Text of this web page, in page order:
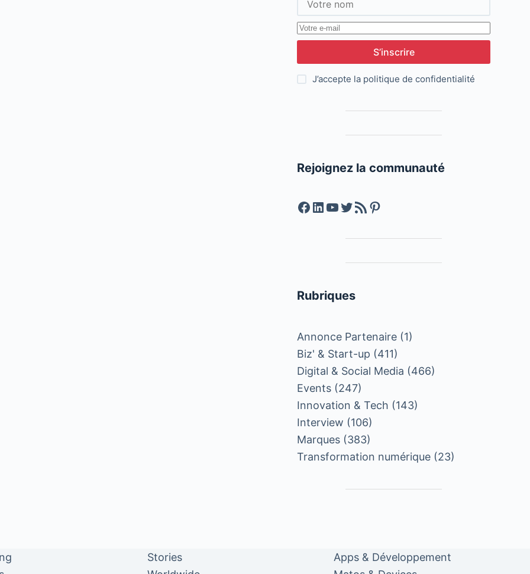
S’inscrire
J’accepte la politique de confidentialité
Rejoignez la communauté
Facebook
LinkedIn
YouTube
Twitter
Feed RSSPinterest
Rubriques
Annonce Partenaire (1)
Biz' & Start-up (411)
Digital & Social Media (466)
Events (247)
Innovation & Tech (143)
Interview (106)
Marques (383)
Transformation numérique (23)
Stories
Apps & Développement